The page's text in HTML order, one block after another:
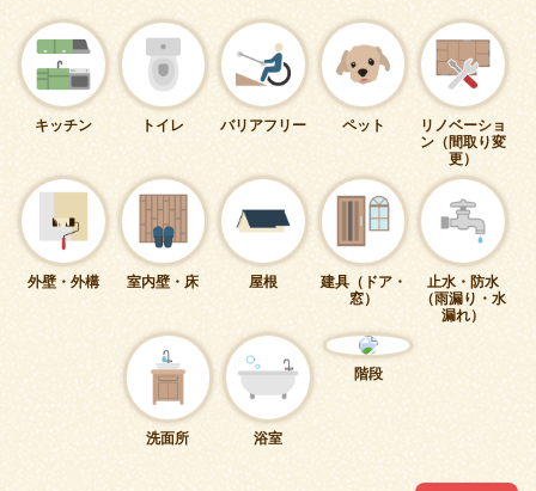
キッチン トイレ バリアフリー ペット
リノベーショ
ン（間取り変
更）
外壁・外構 室内壁・床 屋根
建具（ドア・
窓）
止水・防水
（雨漏り・水
漏れ）
洗面所 浴室
階段